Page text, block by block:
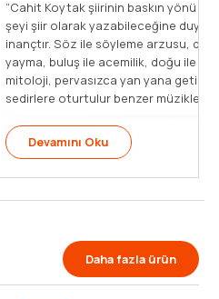
yönü şüphesiz değdiği her
duyduğu sürekli ve ısrarlı
duyuruş ile yaygınlaştırıp
doğu ile batı, ilahiyat ile
getirilir iç içe odalarda aynı
müzikler [...]
Daha fazla ürün